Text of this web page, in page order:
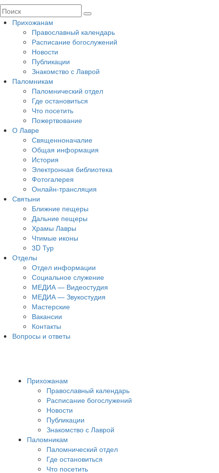
Прихожанам
Православный календарь
Расписание богослужений
Новости
Публикации
Знакомство с Лаврой
Паломникам
Паломнический отдел
Где остановиться
Что посетить
Пожертвование
О Лавре
Священноначалие
Общая информация
История
Электронная библиотека
Фотогалерея
Онлайн-трансляция
Святыни
Ближние пещеры
Дальние пещеры
Храмы Лавры
Чтимые иконы
3D Тур
Отделы
Отдел информации
Социальное служение
МЕДИА — Видеостудия
МЕДИА — Звукостудия
Мастерские
Вакансии
Контакты
Вопросы и ответы
Прихожанам
Православный календарь
Расписание богослужений
Новости
Публикации
Знакомство с Лаврой
Паломникам
Паломнический отдел
Где остановиться
Что посетить